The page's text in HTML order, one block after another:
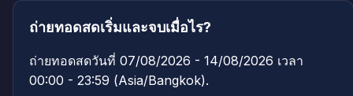
ถ่ายทอดสดเริ่มและจบเมื่อไร?
ถ่ายทอดสดวันที่ 07/08/2026 - 14/08/2026 เวลา
00:00 - 23:59 (Asia/Bangkok).